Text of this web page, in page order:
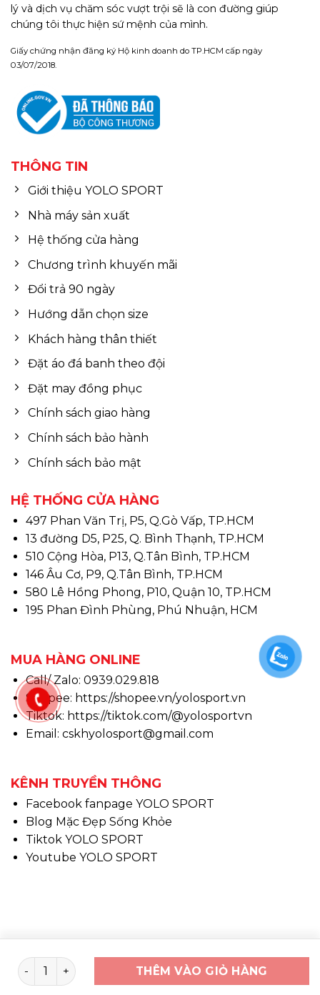
lý và dịch vụ chăm sóc vượt trội sẽ là con đường giúp
chúng tôi thực hiện sứ mệnh của mình.
Giấy chứng nhận đăng ký Hộ kinh doanh do TP.HCM cấp ngày
03/07/2018.
THÔNG TIN
Giới thiệu YOLO SPORT
Nhà máy sản xuất
Hệ thống cửa hàng
Chương trình khuyến mãi
Đổi trả 90 ngày
Hướng dẫn chọn size
Khách hàng thân thiết
Đặt áo đá banh theo đội
Đặt may đồng phục
Chính sách giao hàng
Chính sách bảo hành
Chính sách bảo mật
HỆ THỐNG CỬA HÀNG
497 Phan Văn Trị, P5, Q.Gò Vấp, TP.HCM
13 đường D5, P25, Q. Bình Thạnh, TP.HCM
510 Cộng Hòa, P13, Q.Tân Bình, TP.HCM
146 Âu Cơ, P9, Q.Tân Bình, TP.HCM
580 Lê Hồng Phong, P10, Quận 10, TP.HCM
195 Phan Đình Phùng, Phú Nhuận, HCM
MUA HÀNG ONLINE
Call/ Zalo: 0939.029.818
Shopee: https://shopee.vn/yolosport.vn
Tiktok: https://tiktok.com/@yolosportvn
Email: cskhyolosport@gmail.com
KÊNH TRUYỀN THÔNG
Facebook fanpage YOLO SPORT
Blog Mặc Đẹp Sống Khỏe
Tiktok YOLO SPORT
Youtube YOLO SPORT
Copyright 2026 ©www.yolosport.vn - Design & SEO
By YOLO SPORT
Quần jogger YK207 số lượng
THÊM VÀO GIỎ HÀNG